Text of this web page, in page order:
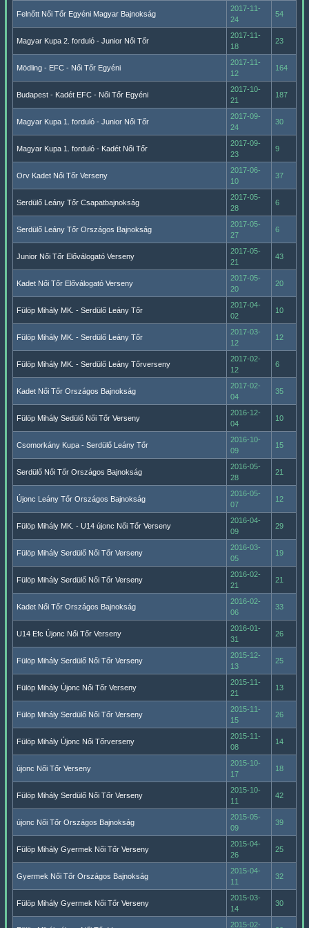
Felnőtt Női Tőr Egyéni Magyar Bajnokság
2017-11-
24
54
Magyar Kupa 2. forduló - Junior Női Tőr
2017-11-
18
23
Mödling - EFC - Női Tőr Egyéni
2017-11-
12
164
Budapest - Kadét EFC - Női Tőr Egyéni
2017-10-
21
187
Magyar Kupa 1. forduló - Junior Női Tőr
2017-09-
24
30
Magyar Kupa 1. forduló - Kadét Női Tőr
2017-09-
23
9
Orv Kadet Női Tőr Verseny
2017-06-
10
37
Serdülő Leány Tőr Csapatbajnokság
2017-05-
28
6
Serdülő Leány Tőr Országos Bajnokság
2017-05-
27
6
Junior Női Tőr Előválogató Verseny
2017-05-
21
43
Kadet Női Tőr Előválogató Verseny
2017-05-
20
20
Fülöp Mihály MK. - Serdülő Leány Tőr
2017-04-
02
10
Fülöp Mihály MK. - Serdülő Leány Tőr
2017-03-
12
12
Fülöp Mihály MK. - Serdülő Leány Tőrverseny
2017-02-
12
6
Kadet Női Tőr Országos Bajnokság
2017-02-
04
35
Fülöp Mihály Sedülő Női Tőr Verseny
2016-12-
04
10
Csomorkány Kupa - Serdülő Leány Tőr
2016-10-
09
15
Serdülő Női Tőr Országos Bajnokság
2016-05-
28
21
Újonc Leány Tőr Országos Bajnokság
2016-05-
07
12
Fülöp Mihály MK. - U14 újonc Női Tőr Verseny
2016-04-
09
29
Fülöp Mihály Serdülő Női Tőr Verseny
2016-03-
05
19
Fülöp Mihály Serdülő Női Tőr Verseny
2016-02-
21
21
Kadet Női Tőr Országos Bajnokság
2016-02-
06
33
U14 Efc Újonc Női Tőr Verseny
2016-01-
31
26
Fülöp Mihály Serdülő Női Tőr Verseny
2015-12-
13
25
Fülöp Mihály Újonc Női Tőr Verseny
2015-11-
21
13
Fülöp Mihály Serdülő Női Tőr Verseny
2015-11-
15
26
Fülöp Mihály Újonc Női Tőrverseny
2015-11-
08
14
újonc Női Tőr Verseny
2015-10-
17
18
Fülöp Mihály Serdülő Női Tőr Verseny
2015-10-
11
42
újonc Női Tőr Országos Bajnokság
2015-05-
09
39
Fülöp Mihály Gyermek Női Tőr Verseny
2015-04-
26
25
Gyermek Női Tőr Országos Bajnokság
2015-04-
11
32
Fülöp Mihály Gyermek Női Tőr Verseny
2015-03-
14
30
2015-02-